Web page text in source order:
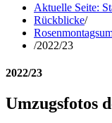
Aktuelle Seite:
Rückblicke/
/2022/23
2022/23
Umzugsfotos